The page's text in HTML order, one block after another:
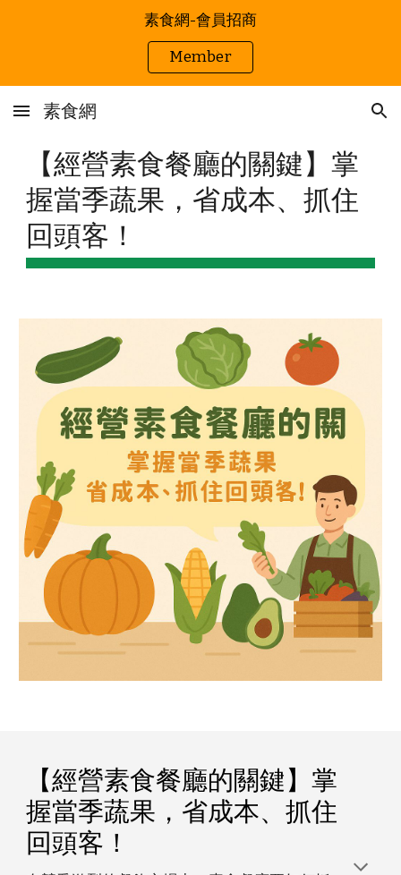
素食網-會員招商
Member
素食網
【經營素食餐廳的關鍵】掌
握當季蔬果，省成本、抓住
回頭客！
【經營素食餐廳的關鍵】掌
握當季蔬果，省成本、抓住
回頭客！